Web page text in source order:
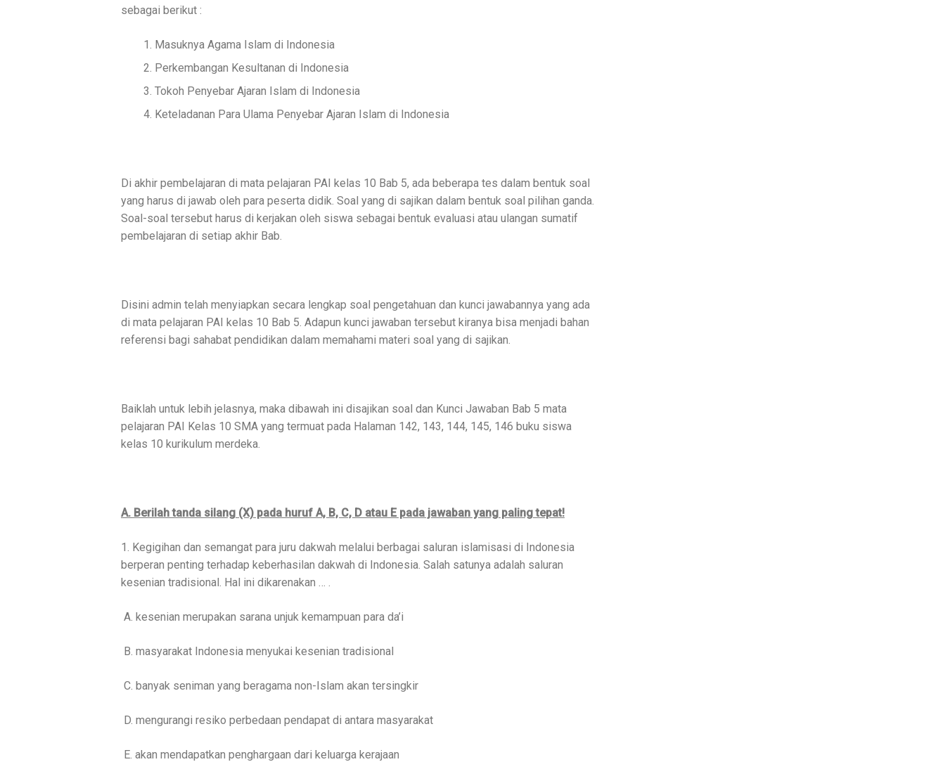
sebagai berikut :
Masuknya Agama Islam di Indonesia
Perkembangan Kesultanan di Indonesia
Tokoh Penyebar Ajaran Islam di Indonesia
Keteladanan Para Ulama Penyebar Ajaran Islam di Indonesia
Di akhir pembelajaran di mata pelajaran PAI kelas 10 Bab 5, ada beberapa tes dalam bentuk soal
yang harus di jawab oleh para peserta didik. Soal yang di sajikan dalam bentuk soal pilihan ganda.
Soal-soal tersebut harus di kerjakan oleh siswa sebagai bentuk evaluasi atau ulangan sumatif
pembelajaran di setiap akhir Bab.
Disini admin telah menyiapkan secara lengkap soal pengetahuan dan kunci jawabannya yang ada
di mata pelajaran PAI kelas 10 Bab 5. Adapun kunci jawaban tersebut kiranya bisa menjadi bahan
referensi bagi sahabat pendidikan dalam memahami materi soal yang di sajikan.
Baiklah untuk lebih jelasnya, maka dibawah ini disajikan soal dan Kunci Jawaban Bab 5 mata
pelajaran PAI Kelas 10 SMA yang termuat pada Halaman 142, 143, 144, 145, 146 buku siswa
kelas 10 kurikulum merdeka.
A. Berilah tanda silang (X) pada huruf A, B, C, D atau E pada jawaban yang paling tepat!
1. Kegigihan dan semangat para juru dakwah melalui berbagai saluran islamisasi di Indonesia
berperan penting terhadap keberhasilan dakwah di Indonesia. Salah satunya adalah saluran
kesenian tradisional. Hal ini dikarenakan … .
A. kesenian merupakan sarana unjuk kemampuan para da’i
B. masyarakat Indonesia menyukai kesenian tradisional
C. banyak seniman yang beragama non-Islam akan tersingkir
D. mengurangi resiko perbedaan pendapat di antara masyarakat
E. akan mendapatkan penghargaan dari keluarga kerajaan